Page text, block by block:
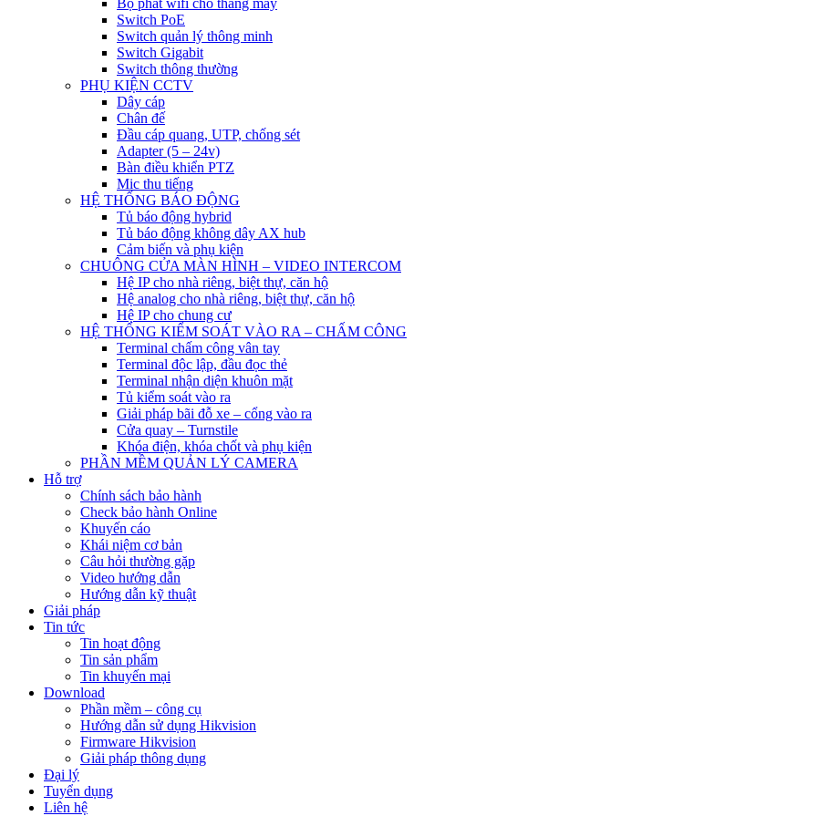
Bộ phát wifi cho thang máy
Switch PoE
Switch quản lý thông minh
Switch Gigabit
Switch thông thường
PHỤ KIỆN CCTV
Dây cáp
Chân đế
Đầu cáp quang, UTP, chống sét
Adapter (5 – 24v)
Bàn điều khiển PTZ
Mic thu tiếng
HỆ THỐNG BÁO ĐỘNG
Tủ báo động hybrid
Tủ báo động không dây AX hub
Cảm biến và phụ kiện
CHUÔNG CỬA MÀN HÌNH – VIDEO INTERCOM
Hệ IP cho nhà riêng, biệt thự, căn hộ
Hệ analog cho nhà riêng, biệt thự, căn hộ
Hệ IP cho chung cư
HỆ THỐNG KIỂM SOÁT VÀO RA – CHẤM CÔNG
Terminal chấm công vân tay
Terminal độc lập, đầu đọc thẻ
Terminal nhận diện khuôn mặt
Tủ kiểm soát vào ra
Giải pháp bãi đỗ xe – cổng vào ra
Cửa quay – Turnstile
Khóa điện, khóa chốt và phụ kiện
PHẦN MỀM QUẢN LÝ CAMERA
Hỗ trợ
Chính sách bảo hành
Check bảo hành Online
Khuyến cáo
Khái niệm cơ bản
Câu hỏi thường gặp
Video hướng dẫn
Hướng dẫn kỹ thuật
Giải pháp
Tin tức
Tin hoạt động
Tin sản phẩm
Tin khuyến mại
Download
Phần mềm – công cụ
Hướng dẫn sử dụng Hikvision
Firmware Hikvision
Giải pháp thông dụng
Đại lý
Tuyển dụng
Liên hệ